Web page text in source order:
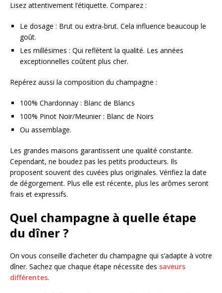
Lisez attentivement l’étiquette. Comparez :
Le dosage : Brut ou extra-brut. Cela influence beaucoup le
goût.
Les millésimes : Qui reflètent la qualité. Les années
exceptionnelles coûtent plus cher.
Repérez aussi la composition du champagne :
100% Chardonnay : Blanc de Blancs
100% Pinot Noir/Meunier : Blanc de Noirs
Ou assemblage.
Les grandes maisons garantissent une qualité constante.
Cependant, ne boudez pas les petits producteurs. Ils
proposent souvent des cuvées plus originales. Vérifiez la date
de dégorgement. Plus elle est récente, plus les arômes seront
frais et expressifs.
Quel champagne à quelle étape
du dîner ?
On vous conseille d’acheter du champagne qui s’adapte à votre
dîner. Sachez que chaque étape nécessite des saveurs
différentes.